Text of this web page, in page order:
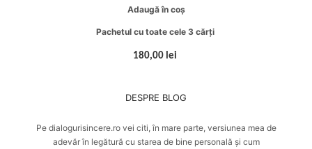
Adaugă în coș
Pachetul cu toate cele 3 cărți
180,00 lei
DESPRE BLOG
Pe dialogurisincere.ro vei citi, în mare parte, versiunea mea de
adevăr în legătură cu starea de bine personală și cum